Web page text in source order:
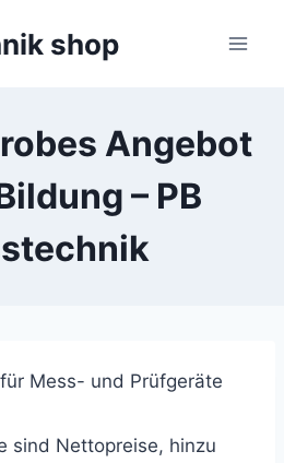
shop
Angebot
– PB
Mess- und Prüfgeräte
sind Nettopreise, hinzu